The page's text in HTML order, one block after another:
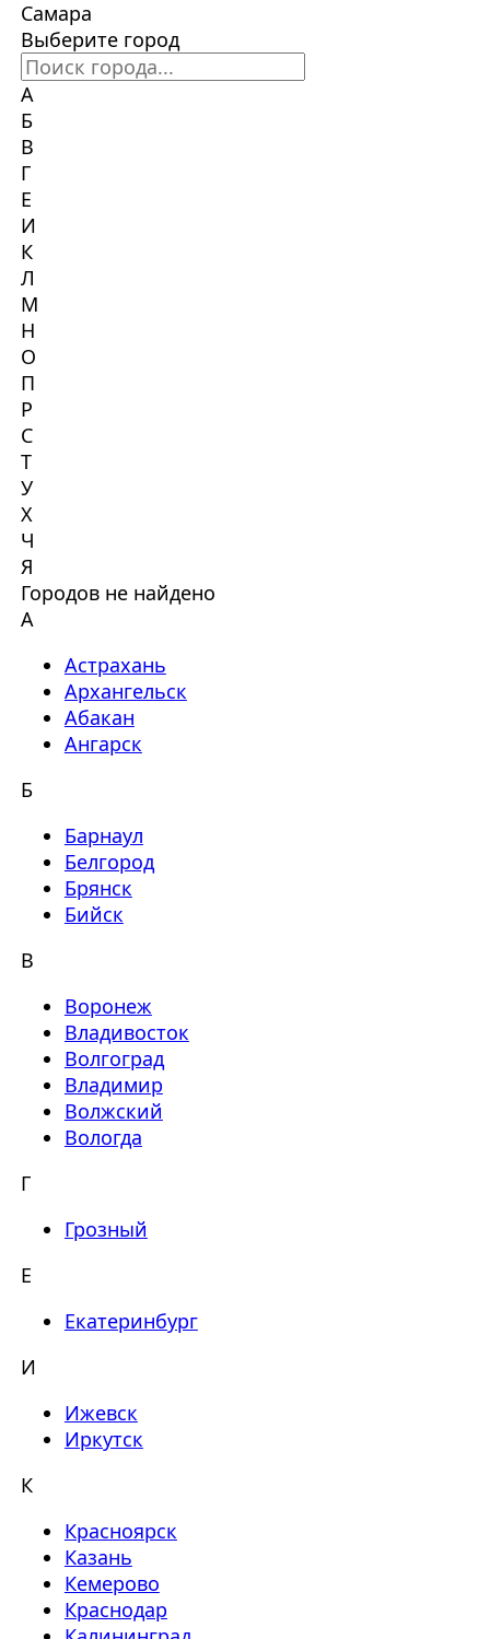
Самара
Выберите город
А
Б
В
Г
Е
И
К
Л
М
Н
О
П
Р
С
Т
У
Х
Ч
Я
Городов не найдено
А
Астрахань
Архангельск
Абакан
Ангарск
Б
Барнаул
Белгород
Брянск
Бийск
В
Воронеж
Владивосток
Волгоград
Владимир
Волжский
Вологда
Г
Грозный
Е
Екатеринбург
И
Ижевск
Иркутск
К
Красноярск
Казань
Кемерово
Краснодар